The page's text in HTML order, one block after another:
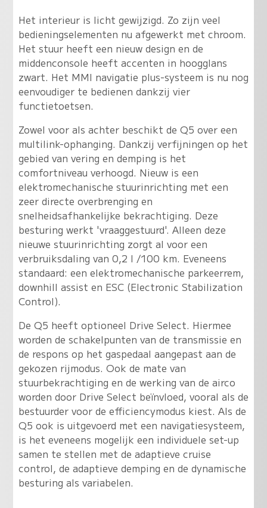
Het interieur is licht gewijzigd. Zo zijn veel
bedieningselementen nu afgewerkt met chroom.
Het stuur heeft een nieuw design en de
middenconsole heeft accenten in hoogglans
zwart. Het MMI navigatie plus-systeem is nu nog
eenvoudiger te bedienen dankzij vier
functietoetsen.
Zowel voor als achter beschikt de Q5 over een
multilink-ophanging. Dankzij verfijningen op het
gebied van vering en demping is het
comfortniveau verhoogd. Nieuw is een
elektromechanische stuurinrichting met een
zeer directe overbrenging en
snelheidsafhankelijke bekrachtiging. Deze
besturing werkt 'vraaggestuurd'. Alleen deze
nieuwe stuurinrichting zorgt al voor een
verbruiksdaling van 0,2 l /100 km. Eveneens
standaard: een elektromechanische parkeerrem,
downhill assist en ESC (Electronic Stabilization
Control).
De Q5 heeft optioneel Drive Select. Hiermee
worden de schakelpunten van de transmissie en
de respons op het gaspedaal aangepast aan de
gekozen rijmodus. Ook de mate van
stuurbekrachtiging en de werking van de airco
worden door Drive Select beïnvloed, vooral als de
bestuurder voor de efficiencymodus kiest. Als de
Q5 ook is uitgevoerd met een navigatiesysteem,
is het eveneens mogelijk een individuele set-up
samen te stellen met de adaptieve cruise
control, de adaptieve demping en de dynamische
besturing als variabelen.